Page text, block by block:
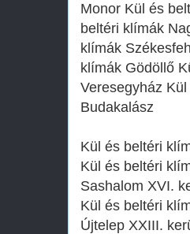
Monor Kül és
beltéri klímák
klímák
klímák Gödöllő
Veresegyház
Budakalász
Kül és beltéri
Kül és beltéri
Sashalom XVI.
Kül és beltéri
Újtelep XXIII.